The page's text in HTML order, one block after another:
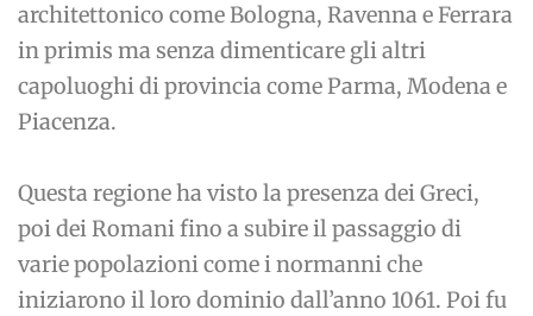
architettonico come Bologna, Ravenna e Ferrara
in primis ma senza dimenticare gli altri
capoluoghi di provincia come Parma, Modena e
Piacenza.
Questa regione ha visto la presenza dei Greci,
poi dei Romani fino a subire il passaggio di
varie popolazioni come i normanni che
iniziarono il loro dominio dall’anno 1061. Poi fu